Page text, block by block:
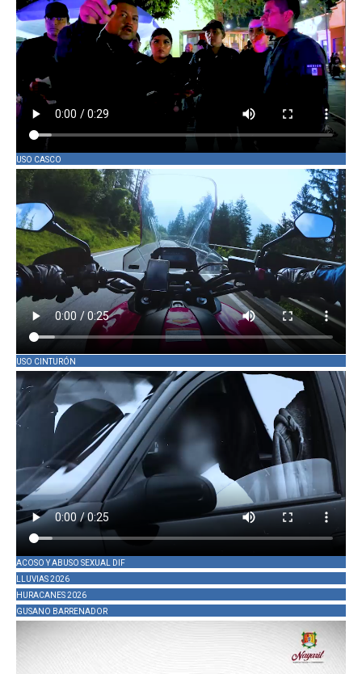
USO CASCO
USO CINTURÓN
ACOSO Y ABUSO SEXUAL DIF
LLUVIAS 2026
HURACANES 2026
GUSANO BARRENADOR